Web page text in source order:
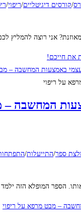
/קורסים דיגיטליים/ריפוי/
אני רוצה להמליץ
את חייכם!
על ריפוי
המחשבה –
ספר/התייעלות/
הספר המופלא הזה
– מבט מרפא על ריפוי